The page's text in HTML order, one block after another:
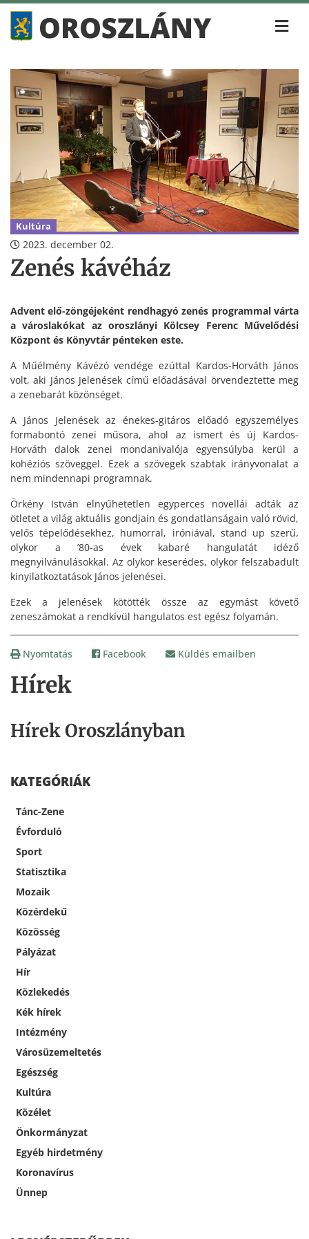
Hírek
Hírek Oroszlányban
KATEGÓRIÁK
Tánc-Zene
Évforduló
Sport
Statisztika
Mozaik
Közérdekű
Közösség
Pályázat
Hír
Közlekedés
Kék hírek
Intézmény
Városüzemeltetés
Egészség
Kultúra
Közélet
Önkormányzat
Egyéb hirdetmény
Koronavírus
Ünnep
Kultúra
2023. december 02.
Zenés kávéház
Advent elő-zöngéjeként rendhagyó zenés programmal várta
a városlakókat az oroszlányi Kölcsey Ferenc Művelődési
Központ és Könyvtár pénteken este.
A Műélmény Kávézó vendége ezúttal Kardos-Horváth János
volt, aki János Jelenések című előadásával örvendeztette meg
a zenebarát közönséget.
A János Jelenések az énekes-gitáros előadó egyszemélyes
formabontó zenei műsora, ahol az ismert és új Kardos-
Horváth dalok zenei mondanivalója egyensúlyba kerül a
kohéziós szöveggel. Ezek a szövegek szabtak irányvonalat a
nem mindennapi programnak.
Örkény István elnyűhetetlen egyperces novellái adták az
ötletet a világ aktuális gondjain és gondatlanságain való rövid,
velős tépelődésekhez, humorral, iróniával, stand up szerű,
olykor a ’80-as évek kabaré hangulatát idéző
megnyilvánulásokkal. Az olykor keserédes, olykor felszabadult
kinyilatkoztatások János jelenései.
Ezek a jelenések kötötték össze az egymást követő
zeneszámokat a rendkívül hangulatos est egész folyamán.
Nyomtatás Facebook Küldés emailben